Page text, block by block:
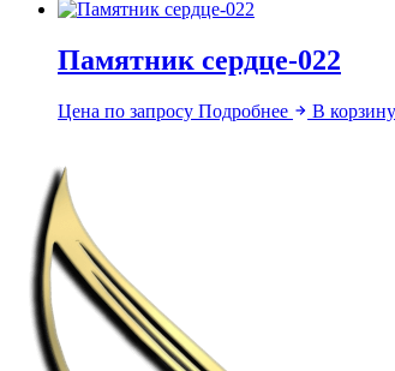
Памятник сердце-022
Цена по запросу Подробнее В корзину